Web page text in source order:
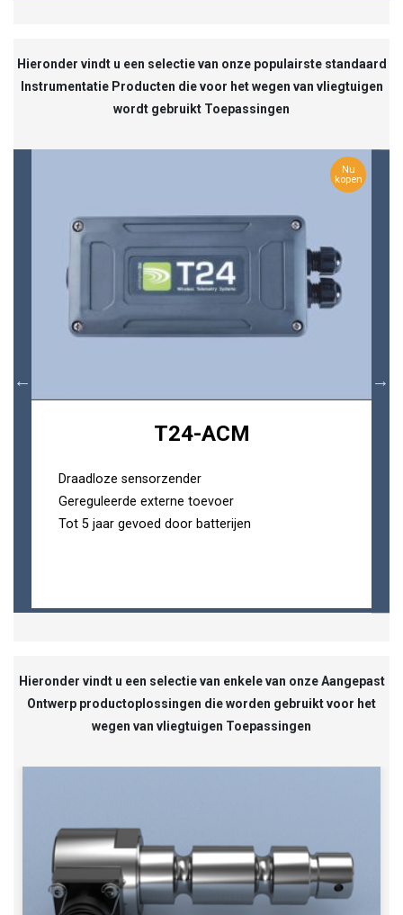
Hieronder vindt u een selectie van onze populairste standaard
Instrumentatie Producten die voor het wegen van vliegtuigen
wordt gebruikt Toepassingen
Nu
kopen
T24-ACM
Draadloze sensorzender
Gereguleerde externe toevoer
Tot 5 jaar gevoed door batterijen
Hieronder vindt u een selectie van enkele van onze Aangepast
Ontwerp productoplossingen die worden gebruikt voor het
wegen van vliegtuigen Toepassingen